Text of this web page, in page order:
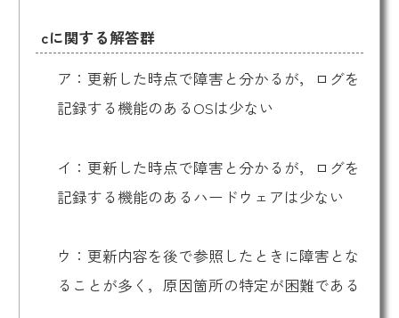
cに関する解答群
ア：更新した時点で障害と分かるが，ログを
記録する機能のあるOSは少ない
イ：更新した時点で障害と分かるが，ログを
記録する機能のあるハードウェアは少ない
ウ：更新内容を後で参照したときに障害とな
ることが多く，原因箇所の特定が困難である